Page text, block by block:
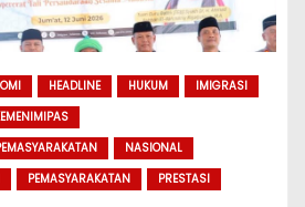
HEADLINE HUKUM
IMIGRASI
NASIONAL
PEMASYARAKATAN
PRESTASI